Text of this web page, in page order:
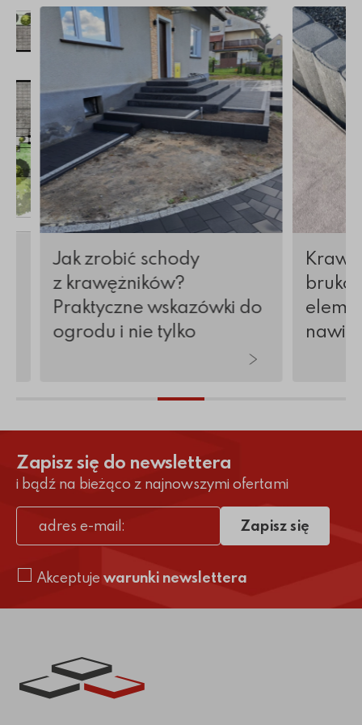
brukowej
Jak zrobić schody
z krawężników?
Praktyczne wskazówki do
ogrodu i nie tylko
Więcej o Jak zrobić schody z krawężników?
Więcej o
Zapisz się do newslettera
i bądź na bieżąco z najnowszymi ofertami
adres e-mail
Akceptuje warunki newslettera
Zapisz się
Link do strony głównej